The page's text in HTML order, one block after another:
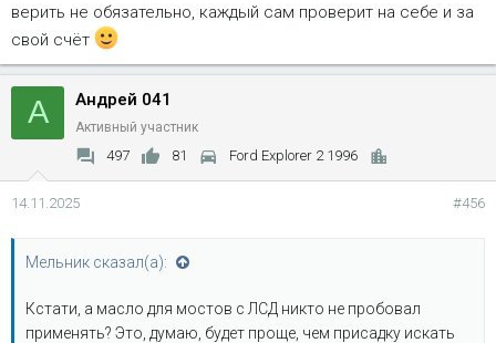
верить не обязательно, каждый сам проверит на себе и за
свой счёт
А Андрей 041
Активный участник
497 81 Ford Explorer 2 1996
14.11.2025 #456
Мельник сказал(а):
Кстати, а масло для мостов с ЛСД никто не пробовал
применять? Это, думаю, будет проще, чем присадку искать